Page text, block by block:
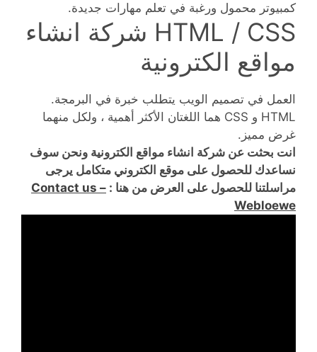
كمبيوتر محمول ورغبة في تعلم مهارات جديدة.
HTML / CSS شركة انشاء
مواقع الكترونية
العمل في تصميم الويب يتطلب خبرة في البرمجة.
HTML و CSS هما اللغتان الأكثر أهمية ، ولكل منهما
غرض مميز.
انت بحثت عن شركة انشاء مواقع الكترونية ونحن سوف
نساعدك للحصول على موقع الكتروني متكامل يرجى
مراسلتنا للحصول على العرض من هنا : Contact us –
Webloewe